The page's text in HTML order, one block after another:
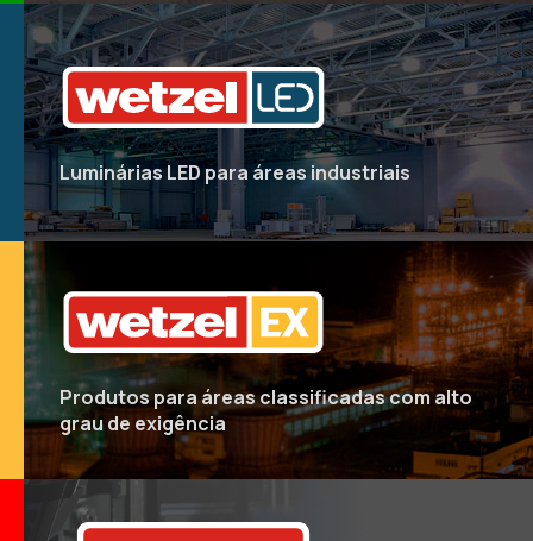
Luminárias LED para áreas industriais
Produtos para áreas classificadascom alto
grau de exigência